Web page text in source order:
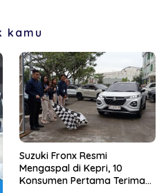
kamu
Suzuki Fronx Resmi
Mengaspal di Kepri, 10
Konsumen Pertama Terima